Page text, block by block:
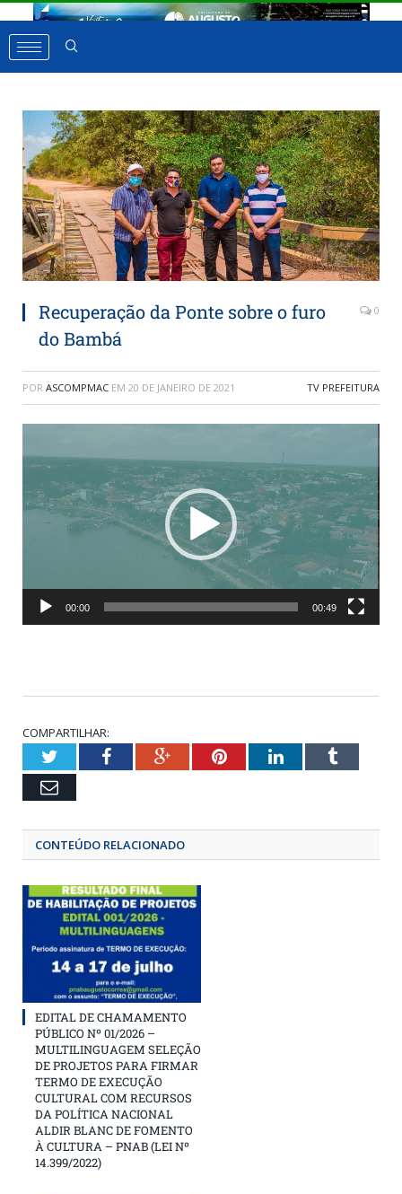
Recuperação da Ponte sobre o furo
do Bambá
0
POR ASCOMPMAC EM 20 DE JANEIRO DE 2021 TV PREFEITURA
de
vídeo
00:00 00:49
COMPARTILHAR:
TwitterFacebookGoogle+Pinterest
LinkedIn
Email
CONTEÚDO RELACIONADO
EDITAL DE CHAMAMENTO
PÚBLICO Nº 01/2026 –
MULTILINGUAGEM SELEÇÃO
DE PROJETOS PARA FIRMAR
TERMO DE EXECUÇÃO
CULTURAL COM RECURSOS
DA POLÍTICA NACIONAL
ALDIR BLANC DE FOMENTO
À CULTURA – PNAB (LEI Nº
14.399/2022)